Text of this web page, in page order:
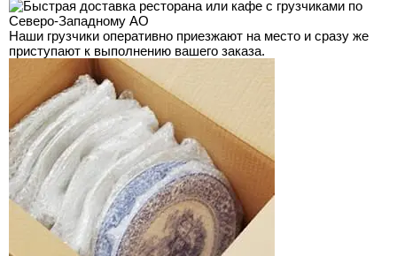
Наши грузчики оперативно приезжают на место и сразу же
приступают к выполнению вашего заказа.